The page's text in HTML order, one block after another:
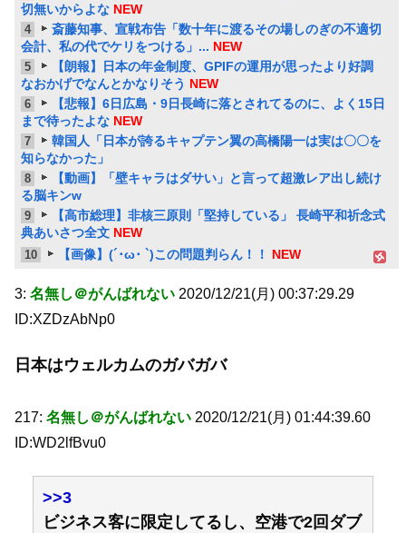
切無いからよな NEW
4
斎藤知事、宣戦布告「数十年に渡るその場しのぎの不適切
会計、私の代でケリをつける」... NEW
5
【朗報】日本の年金制度、GPIFの運用が思ったより好調
なおかげでなんとかなりそう NEW
6
【悲報】6日広島・9日長崎に落とされてるのに、よく15日
まで待ったよな NEW
7
韓国人「日本が誇るキャプテン翼の高橋陽一は実は〇〇を
知らなかった」
8
【動画】「壁キャラはダサい」と言って超激レア出し続け
る脳キンw
9
【高市総理】非核三原則「堅持している」 長崎平和祈念式
典あいさつ全文 NEW
10 【画像】(´･ω･ `)この問題判らん！！ NEW
3: 名無し＠がんばれない 2020/12/21(月) 00:37:29.29
ID:XZDzAbNp0
日本はウェルカムのガバガバ
217: 名無し＠がんばれない 2020/12/21(月) 01:44:39.60
ID:WD2lfBvu0
>>3
ビジネス客に限定してるし、空港で2回ダブ